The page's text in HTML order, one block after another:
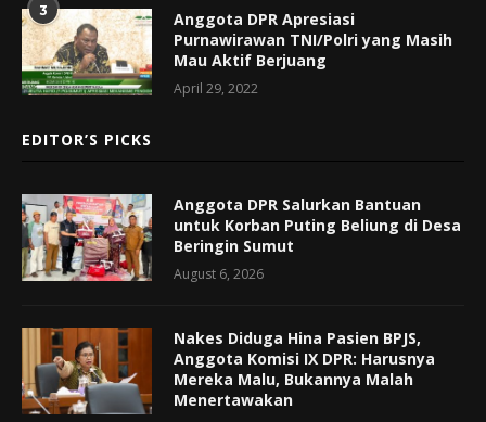
3
Anggota DPR Apresiasi
Purnawirawan TNI/Polri yang Masih
Mau Aktif Berjuang
April 29, 2022
EDITOR’S PICKS
Anggota DPR Salurkan Bantuan
untuk Korban Puting Beliung di Desa
Beringin Sumut
August 6, 2026
Nakes Diduga Hina Pasien BPJS,
Anggota Komisi IX DPR: Harusnya
Mereka Malu, Bukannya Malah
Menertawakan